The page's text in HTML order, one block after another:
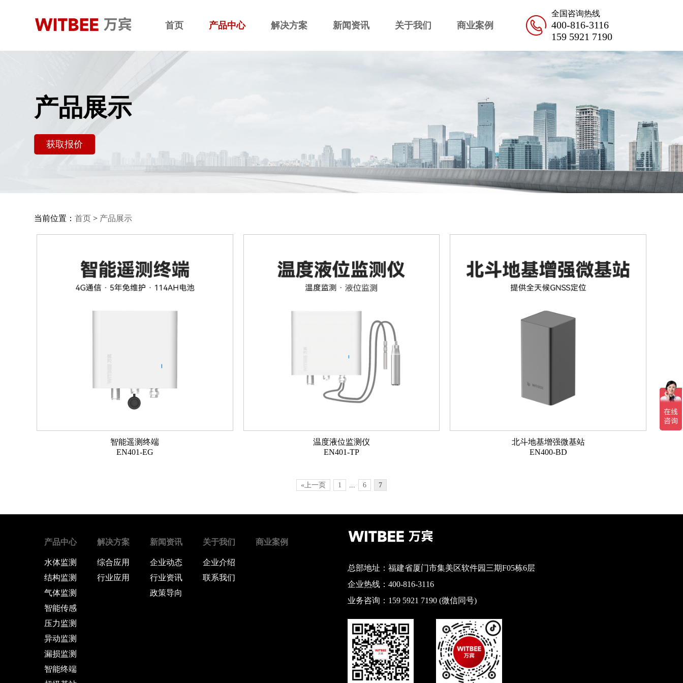
首页 产品中心 解决方案 新闻资讯 关于我们 商业案例
全国咨询热线
400-816-3116
159 5921 7190
产品展示
获取报价
当前位置：首页 > 产品展示
智能遥测终端
EN401-EG
温度液位监测仪
EN401-TP
北斗地基增强微基站
EN400-BD
«上一页 1 ... 6 7
产品中心
水体监测
结构监测
气体监测
智能传感
压力监测
异动监测
漏损监测
智能终端
解决方案
综合应用
行业应用
新闻资讯
企业动态
行业资讯
政策导向
关于我们
企业介绍
联系我们
商业案例
总部地址：福建省厦门市集美区软件园三期F05栋6层
企业热线：400-816-3116
业务咨询：159 5921 7190 (微信同号)